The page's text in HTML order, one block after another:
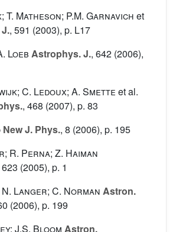
T. Matheson; P.M. Garnavich et
, 591 (2003), p. L17
Loeb Astrophys. J., 642 (2006),
C. Ledoux; A. Smette et al.
, 468 (2007), p. 83
New J. Phys., 8 (2006), p. 195
R. Perna; Z. Haiman
623 (2005), p. 1
Langer; C. Norman Astron.
(2006), p. 199
J.S. Bloom Astron.